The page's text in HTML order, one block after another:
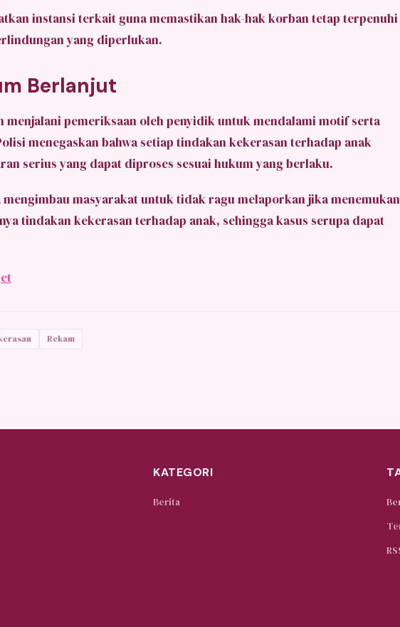
instansi terkait guna memastikan hak-hak korban tetap terpenuhi
yang diperlukan.
Berlanjut
menjalani pemeriksaan oleh penyidik untuk mendalami motif serta
menegaskan bahwa setiap tindakan kekerasan terhadap anak
serius yang dapat diproses sesuai hukum yang berlaku.
masyarakat untuk tidak ragu melaporkan jika menemukan
tindakan kekerasan terhadap anak, sehingga kasus serupa dapat
Rekam
KATEGORI
Berita